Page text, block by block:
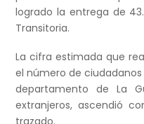
logrado la entrega de
Transitoria.
La cifra estimada que
el número de
departamento de La
extranjeros, ascendió
trazado.